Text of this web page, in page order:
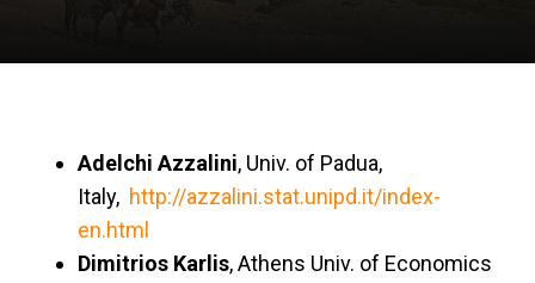
Adelchi Azzalini, Univ. of Padua,
Italy, http://azzalini.stat.unipd.it/index-
en.html
Dimitrios Karlis, Athens Univ. of Economics